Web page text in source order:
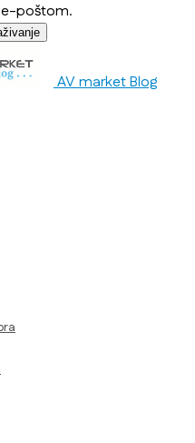
poštom.
AV market Blog